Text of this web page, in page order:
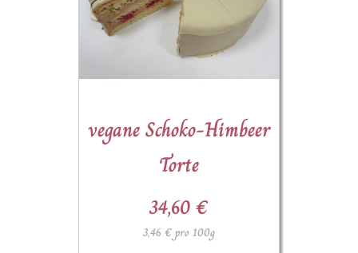
vegane Schoko-Himbeer
Torte
34,60 €
3,46 € pro 100g